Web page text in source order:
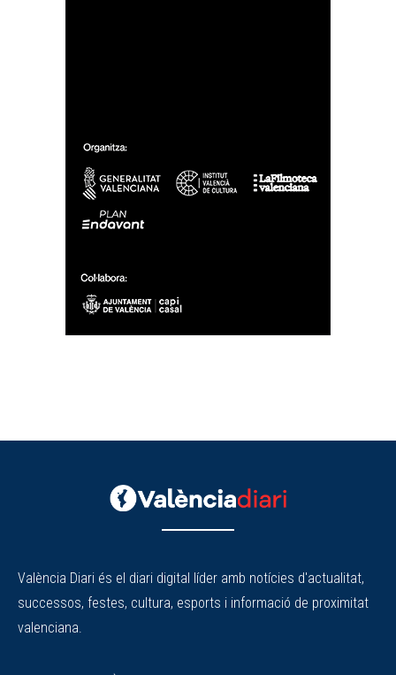
València Diari és el diari digital líder amb notícies d'actualitat,
successos, festes, cultura, esports i informació de proximitat
valenciana.